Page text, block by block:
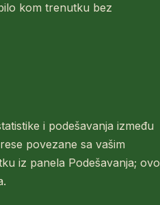
kom trenutku bez
i podešavanja između
povezane sa vašim
iz panela Podešavanja; ovo